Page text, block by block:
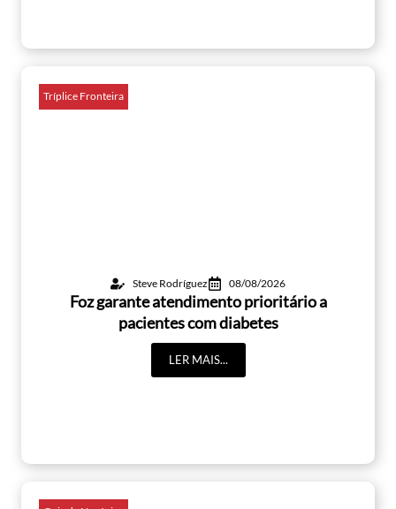
Tríplice Fronteira
Steve Rodríguez 08/08/2026
Foz garante atendimento prioritário a
pacientes com diabetes
LER MAIS...